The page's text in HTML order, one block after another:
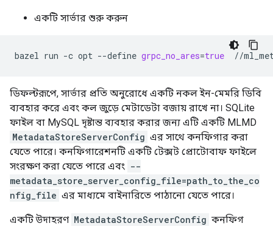
একটি সার্ভার শুরু করুন
bazel run -c opt --define grpc_no_ares=true
ডিফল্টরূপে, সার্ভার প্রতি অনুরোধে একটি নকল ইন-মেমরি ডিবি
ব্যবহার করে এবং কল জুড়ে মেটাডেটা বজায় রাখে না। SQLite
ফাইল বা MySQL দৃষ্টান্ত ব্যবহার করার জন্য এটি একটি MLMD
MetadataStoreServerConfig এর সাথে কনফিগার করা
যেতে পারে। কনফিগারেশনটি একটি টেক্সট প্রোটোবাফ ফাইলে
সংরক্ষণ করা যেতে পারে এবং --
metadata_store_server_config_file=path_to_the_co
nfig_file এর মাধ্যমে বাইনারিতে পাঠানো যেতে পারে।
একটি উদাহরণ MetadataStoreServerConfig কনফিগ